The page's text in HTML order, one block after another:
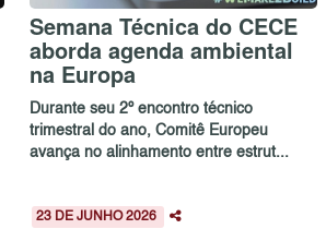
Semana Técnica do CECE
aborda agenda ambiental
na Europa
Durante seu 2º encontro técnico
trimestral do ano, Comitê Europeu
avança no alinhamento entre estrut...
23 DE JUNHO 2026